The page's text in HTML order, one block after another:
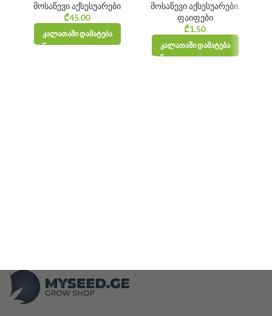
მოსაწევი აქსესუარები
₾45.00
ᲙᲐᲚᲐᲗᲐᲨᲘ ᲓᲐᲛᲐᲢᲔᲑᲐ
მოსაწევი აქსესუარები,
ფაიფები
₾1.50
ᲙᲐᲚᲐᲗᲐᲨᲘ ᲓᲐᲛᲐᲢᲔᲑᲐ